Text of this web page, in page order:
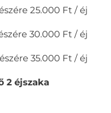
25.000 Ft / éj
30.000 Ft / éj
35.000 Ft / éj
2 éjszaka